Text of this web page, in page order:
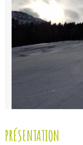
PRÉSENTATION